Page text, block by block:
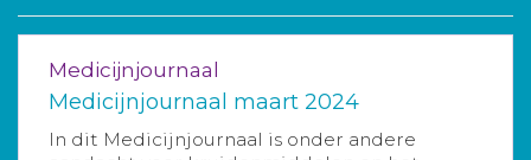
Medicijnjournaal
Medicijnjournaal maart 2024
In dit Medicijnjournaal is onder andere